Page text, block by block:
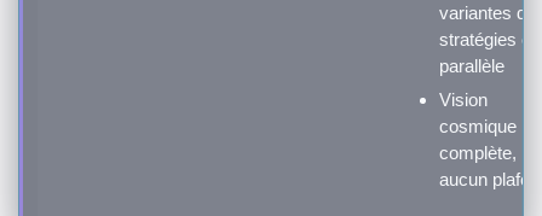
variantes de
stratégies en
parallèle
Vision
cosmique
complète,
aucun